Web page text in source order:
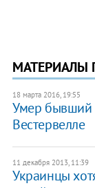
МАТЕРИАЛЫ
18 марта 2016, 19:55
Умер бывший
Вестервелле
11 декабря 2013, 11:39
Украинцы